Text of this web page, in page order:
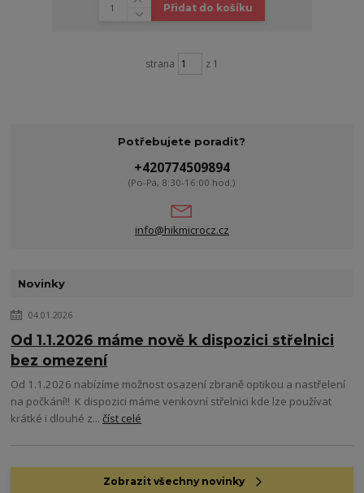
Přidat do košíku
strana z 1
Potřebujete poradit?
+420774509894
(Po-Pá, 8:30-16:00 hod.)
info@hikmicrocz.cz
Novinky
04.01.2026
Od 1.1.2026 máme nově k dispozici střelnici
bez omezení
Od 1.1.2026 nabízíme možnost osazení zbraně optikou a nastřelení
na počkání!! K dispozici máme venkovní střelnici kde lze používat
krátké i dlouhé z...číst celé
Zobrazit všechny novinky